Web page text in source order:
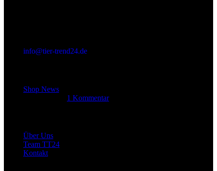
info@tier-trend24.de
Shop News
1 Kommentar
Über Uns
Team TT24
Kontakt